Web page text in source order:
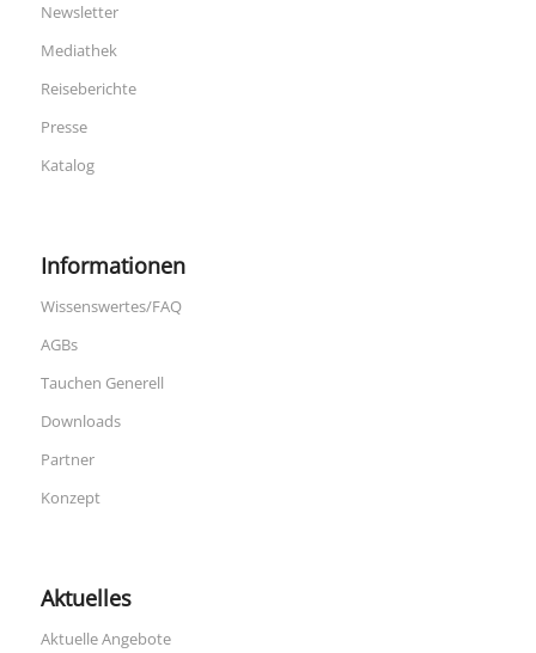
Newsletter
Mediathek
Reiseberichte
Presse
Katalog
Informationen
Wissenswertes/FAQ
AGBs
Tauchen Generell
Downloads
Partner
Konzept
Aktuelles
Aktuelle Angebote